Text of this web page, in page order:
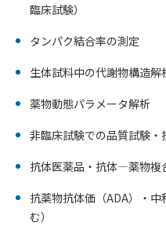
臨床試験）
タンパク結合率の測定
生体試料中の代謝物構造解
薬物動態パラメータ解析
非臨床試験での品質試験・
抗体医薬品・抗体―薬物複
抗薬物抗体価（ADA）・
む）